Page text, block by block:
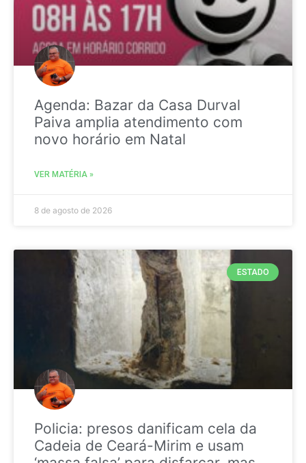
Agenda: Bazar da Casa Durval
Paiva amplia atendimento com
novo horário em Natal
VER MATÉRIA »
8 de agosto de 2026
ESTADO
Policia: presos danificam cela da
Cadeia de Ceará-Mirim e usam